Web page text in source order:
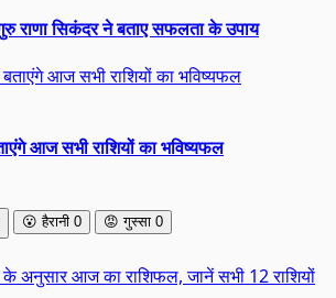
राणा सिकंदर ने बताए सफलता के उपाय
आज सभी राशियों का भविष्यफल
😮 हैरानी 0 😡 गुस्सा 0